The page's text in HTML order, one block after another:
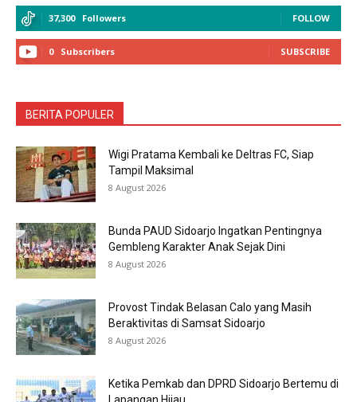
37,300 Followers FOLLOW
0 Subscribers SUBSCRIBE
BERITA POPULER
Wigi Pratama Kembali ke Deltras FC, Siap
Tampil Maksimal
8 August 2026
Bunda PAUD Sidoarjo Ingatkan Pentingnya
Gembleng Karakter Anak Sejak Dini
8 August 2026
Provost Tindak Belasan Calo yang Masih
Beraktivitas di Samsat Sidoarjo
8 August 2026
Ketika Pemkab dan DPRD Sidoarjo Bertemu di